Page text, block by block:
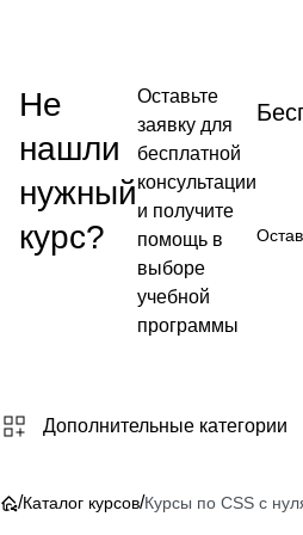
Не
нашли
нужный
курс?
Оставьте
заявку для
бесплатной
консультации
и получите
помощь в
выборе
учебной
программы
Дополнительные категории
/Каталог курсов/Курсы по CSS с